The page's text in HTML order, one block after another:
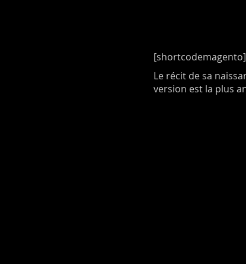
[shortcodemagento]
Le récit de sa
version est la plus